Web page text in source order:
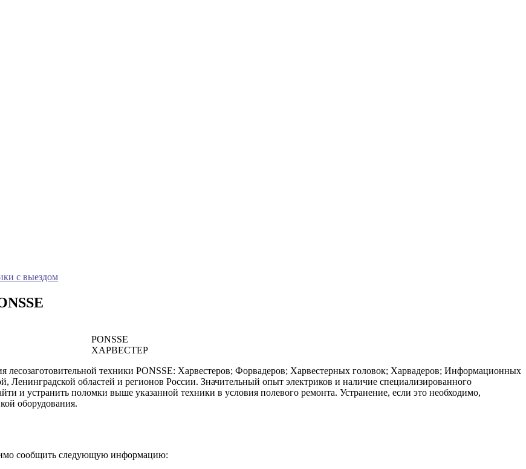
с выездом
PONSSE
ХАРВЕСТЕР
лесозаготовительной техники PONSSE: Харвестеров; Форвадеров; Харвестерных головок; Харвадеров; Информационных
Ленинградской областей и регионов России. Значительный опыт электриков и наличие специализированного
и устранить поломки выше указанной техники в условия полевого ремонта. Устранение, если это необходимо,
оборудования.
сообщить следующую информацию: